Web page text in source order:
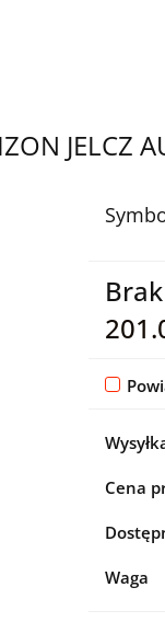
JELCZ
Cena
Waga